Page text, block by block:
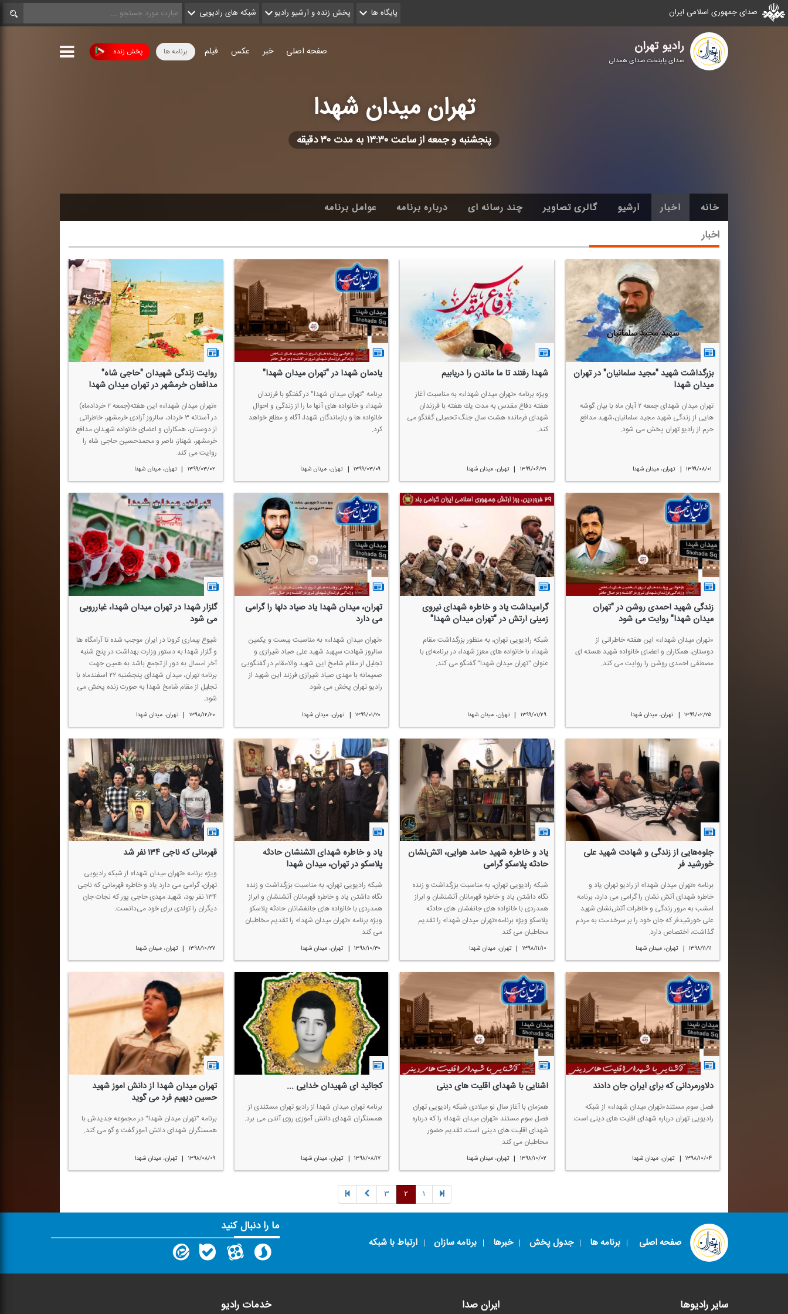
صدای جمهوری اسلامی ایران پایگاه ها پخش زنده و آرشیو رادیو شبکه های رادیویی
رادیو تهران
صدای پایتخت صدای همدلی
پخش زنده برنامه ها صفحه اصلی خبر عکس فیلم
تهران میدان شهدا
پنجشنبه و جمعه از ساعت ۱۳:۳۰ به مدت ۳۰ دقیقه
خانه اخبار آرشیو گالری تصاویر چند رسانه ای درباره برنامه عوامل برنامه
اخبار
بزرگداشت شهید "مجید سلمانیان" در تهران
میدان شهدا
تهران میدان شهدای جمعه ۲ آبان ماه با بیان گوشه
هایی از زندگی شهید مجید سلمانیان،شهید مدافع
حرم از رادیو تهران پخش می شود.
۱۳۹۹/۰۸/۰۱ | تهران، میدان شهدا
شهدا رفتند تا ما ماندن را دریابیم
ویژه برنامه «تهران میدان شهداء» به مناسبت آغاز
هفته دفاع مقدس به مدت یك هفته با فرزندان
شهدای فرمانده هشت سال جنگ تحمیلی گفتگو می
كند.
۱۳۹۹/۰۶/۳۱ | تهران، میدان شهدا
یادمان شهدا در "تهران میدان شهدا"
برنامه "تهران میدان شهدا" در گفتگو با فرزندان
شهداء و خانواده های آنها ما را از زندگی و احوال
خانواده ها و بازماندگان شهدا، آگاه و مطلع خواهد
كرد.
۱۳۹۹/۰۳/۰۹ | تهران، میدان شهدا
روایت زندگی شهیدان "حاجی شاه"
مدافعان خرمشهر در تهران میدان شهدا
«تهران میدان شهداء» این هفته(جمعه ۲ خردادماه)
در آستانه ۳ خرداد، سالروز آزادی خرمشهر، خاطراتی
از دوستان، همكاران و اعضای خانواده شهیدان مدافع
خرمشهر، شهناز، ناصر و محمدحسین حاجی شاه را
روایت می كند.
۱۳۹۹/۰۳/۰۲ | تهران، میدان شهدا
زندگی شهید احمدی روشن در "تهران
میدان شهدا" روایت می شود
«تهران میدان شهداء» این هفته خاطراتی از
دوستان، همكاران و اعضای خانواده شهید هسته ای
مصطفی احمدی روشن را روایت می كند.
۱۳۹۹/۰۲/۲۵ | تهران، میدان شهدا
گرامیداشت یاد و خاطره شهدای نیروی
زمینی ارتش در "تهران میدان شهدا"
شبكه رادیویی تهران، به منظور بزرگداشت مقام
شهداء با خانواده های معزز شهداء در برنامه‌ای با
عنوان "تهران میدان شهدا" گفتگو می كند.
۱۳۹۹/۰۱/۲۹ | تهران، میدان شهدا
تهران، میدان شهدا یاد صیاد دلها را گرامی
می دارد
«تهران میدان شهداء» به مناسبت بیست و یكمین
سالروز شهادت سپهبد شهید علی صیاد شیرازی و
تجلیل از مقام شامخ این شهید والامقام در گفتگویی
صمیمانه با مهدی صیاد شیرازی فرزند این شهید از
رادیو تهران پخش می شود.
۱۳۹۹/۰۱/۲۰ | تهران، میدان شهدا
گلزار شهدا در تهران میدان شهدا، غبارروبی
می شود
شیوع بیماری كرونا در ایران موجب شده تا آرامگاه ها
و گلزار شهدا به دستور وزارت بهداشت در پنج شنبه
آخر امسال به دور از تجمع باشد به همین جهت
برنامه تهران، میدان شهدای پنجشنبه ۲۲ اسفندماه با
تجلیل از مقام شامخ شهدا به صورت زنده پخش می
شود.
۱۳۹۸/۱۲/۲۰ | تهران، میدان شهدا
جلوه‌هایی از زندگی و شهادت شهید علی
خورشید فر
برنامه «تهران میدان شهدا» از رادیو تهران یاد و
خاطره شهدای آتش نشان را گرامی می دارد، برنامه
امشب به مرور زندگی و خاطرات آتش‌نشان شهید
علی خورشیدفر كه جان خود را بر سرخدمت به مردم
گذاشت، اختصاص دارد.
۱۳۹۸/۱۱/۱۱ | تهران، میدان شهدا
یاد و خاطره شهید حامد هوایی، آتش‌نشان
حادثه پلاسكو گرامی
شبكه رادیویی تهران، به مناسبت بزرگداشت و زنده
نگاه داشتن یاد و خاطره قهرمانان آتشنشان و ابراز
همدردی با خانواده های جانفشان های حادثه
پلاسكو ویژه برنامه«تهران میدان شهدا» را تقدیم
مخاطبان می كند.
۱۳۹۸/۱۱/۱۰ | تهران، میدان شهدا
یاد و خاطره شهدای آتشنشان حادثه
پلاسكو در تهران، میدان شهدا
شبكه رادیویی تهران، به مناسبت بزرگداشت و زنده
نگاه داشتن یاد و خاطره قهرمانان آتشنشان و ابراز
همدردی با خانواده های جانفشانان حادثه پلاسكو
ویژه برنامه «تهران میدان شهدا» را تقدیم مخاطبان
می كند.
۱۳۹۸/۱۰/۳۰ | تهران، میدان شهدا
قهرمانی كه ناجی ۱۳۴ نفر شد
ویژه برنامه «تهران میدان شهدا» از شبكه رادیویی
تهران، گرامی می دارد یاد و خاطره قهرمانی كه ناجی
۱۳۴ نفر بود، شهید مهدی حاجی پور كه نجات جان
دیگران را تولدی برای خود می‌دانست.
۱۳۹۸/۱۰/۲۷ | تهران، میدان شهدا
دلاورمردانی كه برای ایران جان دادند
فصل سوم مستند«تهران میدان شهداء» از شبكه
رادیویی تهران درباره شهدای اقلیت های دینی است.
۱۳۹۸/۱۰/۰۴ | تهران، میدان شهدا
آشنایی با شهدای اقلیت های دینی
همزمان با آغاز سال نو میلادی شبكه رادیویی تهران
فصل سوم مستند «تهران میدان شهدا» را كه درباره
شهدای اقلیت های دینی است، تقدیم حضور
مخاطبان می كند.
۱۳۹۸/۱۰/۰۲ | تهران، میدان شهدا
كجائید ای شهیدان خدایی ...
برنامه تهران میدان شهدا از رادیو تهران مستندی از
همسنگران شهدای دانش آموزی روی آنتن می برد.
۱۳۹۸/۰۸/۱۷ | تهران، میدان شهدا
تهران میدان شهدا از دانش آموز شهید
حسین دیهیم فرد می گوید
برنامه "تهران میدان شهدا" در مجموعه جدیدش با
همسنگران شهدای دانش آموز گفت و گو می كند.
۱۳۹۸/۰۸/۰۹ | تهران، میدان شهدا
۱ ۲ ۳
صفحه اصلی برنامه ها جدول پخش خبرها برنامه سازان ارتباط با شبکه
ما را دنبال کنید
سایر رادیوها ایران صدا خدمات رادیو